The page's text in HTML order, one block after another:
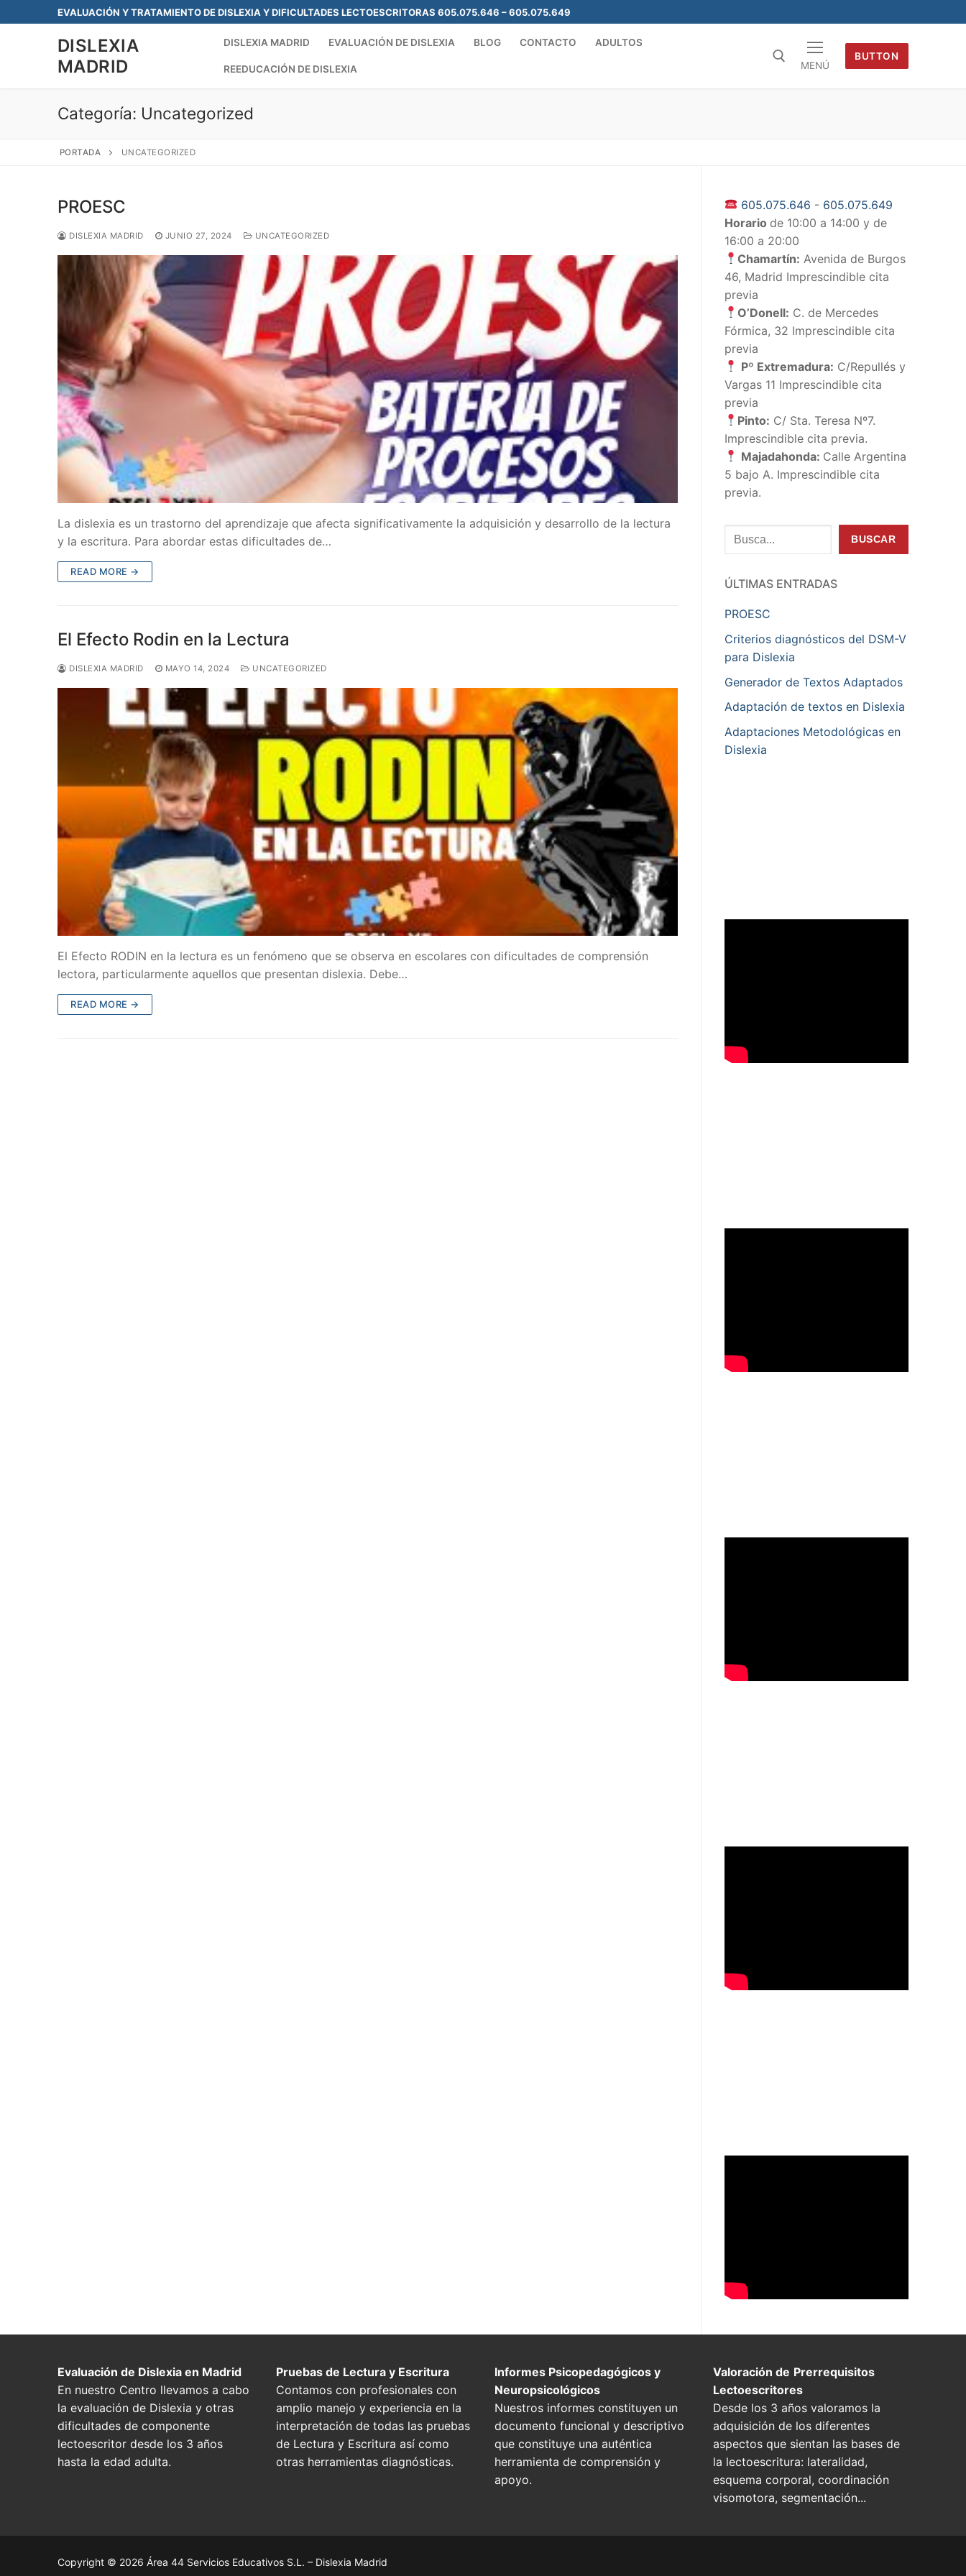
al
EVALUACIÓN Y TRATAMIENTO DE DISLEXIA Y DIFICULTADES LECTOESCRITORAS 605.075.646 – 605.075.649
DISLEXIA
MADRID
DISLEXIA MADRID EVALUACIÓN DE DISLEXIA BLOG CONTACTO ADULTOS
REEDUCACIÓN DE DISLEXIA MENÚ
BUTTON
Categoría: Uncategorized
PORTADA UNCATEGORIZED
PROESC
DISLEXIA MADRID JUNIO 27, 2024 UNCATEGORIZED
La dislexia es un trastorno del aprendizaje que afecta significativamente la adquisición y desarrollo de la lectura
y la escritura. Para abordar estas dificultades de…
READ MORE →
El Efecto Rodin en la Lectura
DISLEXIA MADRID MAYO 14, 2024 UNCATEGORIZED
El Efecto RODIN en la lectura es un fenómeno que se observa en escolares con dificultades de comprensión
lectora, particularmente aquellos que presentan dislexia. Debe…
READ MORE →
605.075.646 - 605.075.649
Horario de 10:00 a 14:00 y de
16:00 a 20:00
Chamartín: Avenida de Burgos
46, Madrid Imprescindible cita
previa
O’Donell: C. de Mercedes
Fórmica, 32 Imprescindible cita
previa
Pº Extremadura: C/Repullés y
Vargas 11 Imprescindible cita
previa
Pinto: C/ Sta. Teresa Nº7.
Imprescindible cita previa.
Majadahonda: Calle Argentina
5 bajo A. Imprescindible cita
previa.
Buscar BUSCAR
ÚLTIMAS ENTRADAS
PROESC
Criterios diagnósticos del DSM-V
para Dislexia
Generador de Textos Adaptados
Adaptación de textos en Dislexia
Adaptaciones Metodológicas en
Dislexia
Evaluación de Dislexia en Madrid
En nuestro Centro llevamos a cabo
la evaluación de Dislexia y otras
dificultades de componente
lectoescritor desde los 3 años
hasta la edad adulta.
Pruebas de Lectura y Escritura
Contamos con profesionales con
amplio manejo y experiencia en la
interpretación de todas las pruebas
de Lectura y Escritura así como
otras herramientas diagnósticas.
Informes Psicopedagógicos y
Neuropsicológicos
Nuestros informes constituyen un
documento funcional y descriptivo
que constituye una auténtica
herramienta de comprensión y
apoyo.
Valoración de Prerrequisitos
Lectoescritores
Desde los 3 años valoramos la
adquisición de los diferentes
aspectos que sientan las bases de
la lectoescritura: lateralidad,
esquema corporal, coordinación
visomotora, segmentación...
Copyright © 2026 Área 44 Servicios Educativos S.L. – Dislexia Madrid